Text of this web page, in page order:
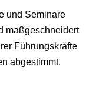
und Seminare
maßgeschneidert
Führungskräfte
abgestimmt.